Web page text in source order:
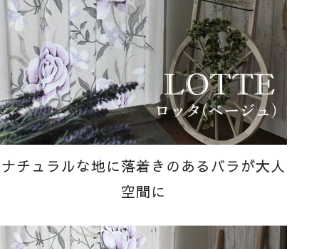
ナチュラルな地に落着きのあるバラが大人
空間に